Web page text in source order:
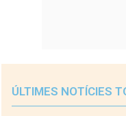
ÚLTIMES NOTÍCIES